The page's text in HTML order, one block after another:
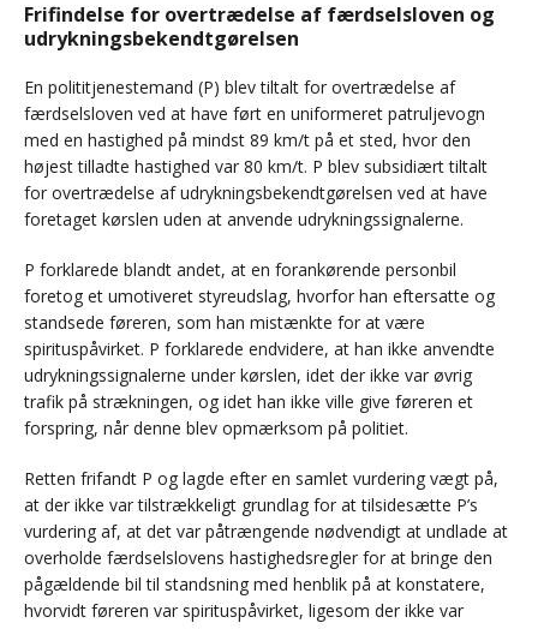
Frifindelse for overtrædelse af færdselsloven og
udrykningsbekendtgørelsen
En polititjenestemand (P) blev tiltalt for overtrædelse af
færdselsloven ved at have ført en uniformeret patruljevogn
med en hastighed på mindst 89 km/t på et sted, hvor den
højest tilladte hastighed var 80 km/t. P blev subsidiært tiltalt
for overtrædelse af udrykningsbekendtgørelsen ved at have
foretaget kørslen uden at anvende udrykningssignalerne.
P forklarede blandt andet, at en forankørende personbil
foretog et umotiveret styreudslag, hvorfor han eftersatte og
standsede føreren, som han mistænkte for at være
spirituspåvirket. P forklarede endvidere, at han ikke anvendte
udrykningssignalerne under kørslen, idet der ikke var øvrig
trafik på strækningen, og idet han ikke ville give føreren et
forspring, når denne blev opmærksom på politiet.
Retten frifandt P og lagde efter en samlet vurdering vægt på,
at der ikke var tilstrækkeligt grundlag for at tilsidesætte P’s
vurdering af, at det var påtrængende nødvendigt at undlade at
overholde færdselslovens hastighedsregler for at bringe den
pågældende bil til standsning med henblik på at konstatere,
hvorvidt føreren var spirituspåvirket, ligesom der ikke var